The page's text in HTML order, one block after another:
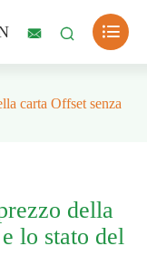
  
carta Offset senza
della
lo stato del